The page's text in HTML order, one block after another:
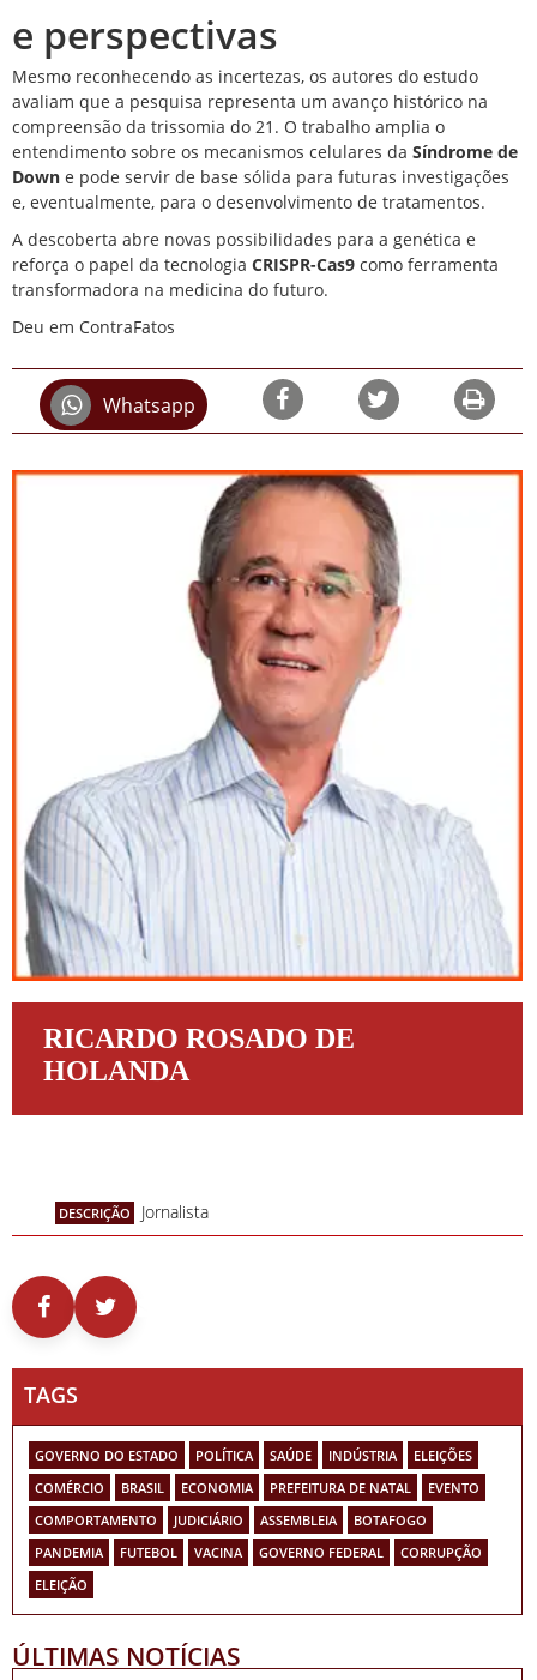
e perspectivas
Mesmo reconhecendo as incertezas, os autores do estudo
avaliam que a pesquisa representa um avanço histórico na
compreensão da trissomia do 21. O trabalho amplia o
entendimento sobre os mecanismos celulares da Síndrome de
Down e pode servir de base sólida para futuras investigações
e, eventualmente, para o desenvolvimento de tratamentos.
A descoberta abre novas possibilidades para a genética e
reforça o papel da tecnologia CRISPR-Cas9 como ferramenta
transformadora na medicina do futuro.
Deu em ContraFatos
Whatsapp
RICARDO ROSADO DE
HOLANDA
DESCRIÇÃO Jornalista
TAGS
GOVERNO DO ESTADO POLÍTICA SAÚDE INDÚSTRIA
ELEIÇÕES
COMÉRCIO
BRASIL ECONOMIA PREFEITURA DE NATAL
EVENTO
COMPORTAMENTO
JUDICIÁRIO ASSEMBLEIA
BOTAFOGO
PANDEMIA
FUTEBOL VACINA GOVERNO FEDERAL
CORRUPÇÃO
ELEIÇÃO
ÚLTIMAS NOTÍCIAS